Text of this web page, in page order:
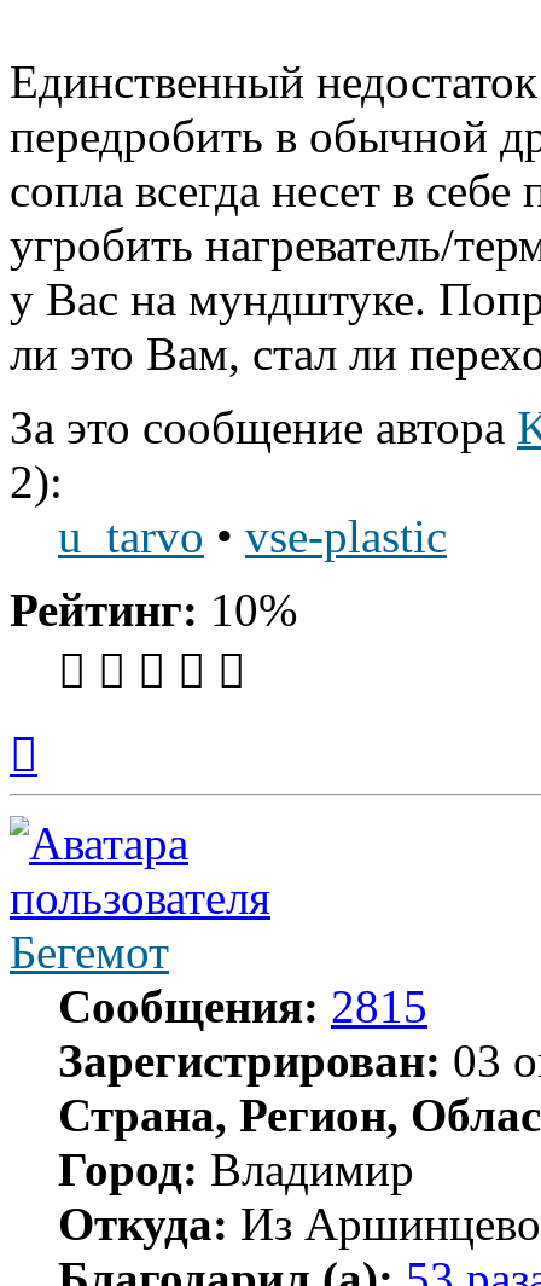
Единственный
передробить в обычной
сопла всегда несет в
угробить нагреватель/
у Вас на мундштуке.
ли это Вам, стал ли
За это сообщение автора
2):
u_tarvo • vse-plastic
Рейтинг: 10%
началу
Бегемот
Сообщения: 2815
Зарегистрирован: 03
Страна, Регион,
Город: Владимир
Откуда: Из